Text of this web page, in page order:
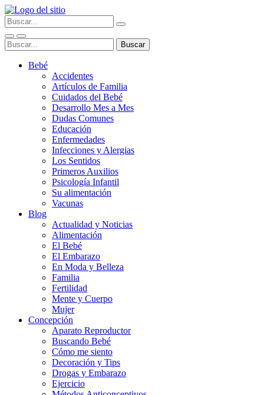
Bebé
Accidentes
Artículos de Familia
Cuidados del Bebé
Desarrollo Mes a Mes
Dudas Comunes
Educación
Enfermedades
Infecciones y Alergias
Los Sentidos
Primeros Auxilios
Psicología Infantil
Su alimentación
Vacunas
Blog
Actualidad y Noticias
Alimentación
El Bebé
El Embarazo
En Moda y Belleza
Familia
Fertilidad
Mente y Cuerpo
Mujer
Concepción
Aparato Reproductor
Buscando Bebé
Cómo me siento
Decoración y Tips
Drogas y Embarazo
Ejercicio